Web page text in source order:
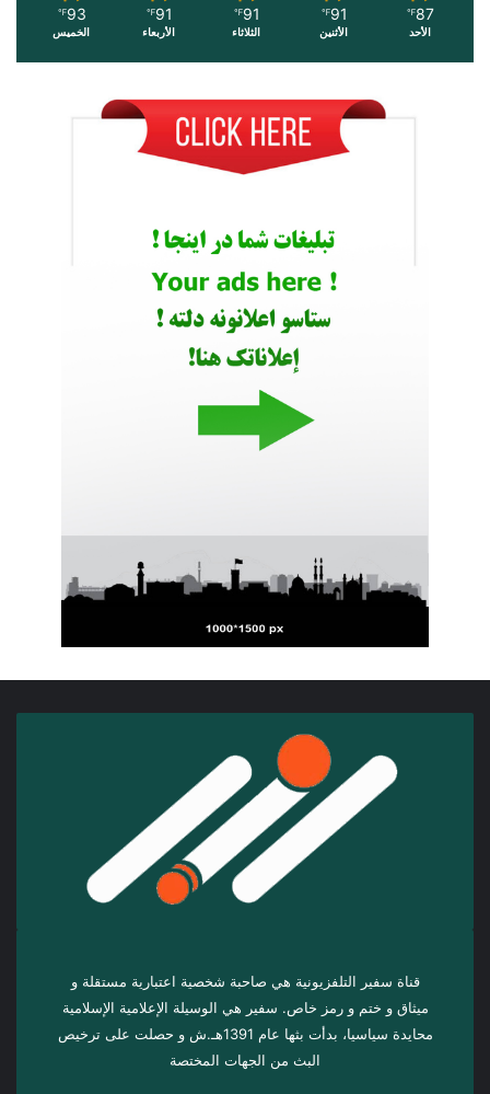
87
℉
الأحد
91
℉
الأثنين
91
℉
الثلاثاء
91
℉
الأربعاء
93
℉
الخميس
قناة سفير التلفزيونية هي صاحبة شخصية اعتبارية مستقلة و
ميثاق و ختم و رمز خاص. سفیر هي الوسيلة الإعلامية الإسلامية
محايدة سياسيا، بدأت بثها عام 1391هـ.ش و حصلت على ترخيص
البث من الجهات المختصة